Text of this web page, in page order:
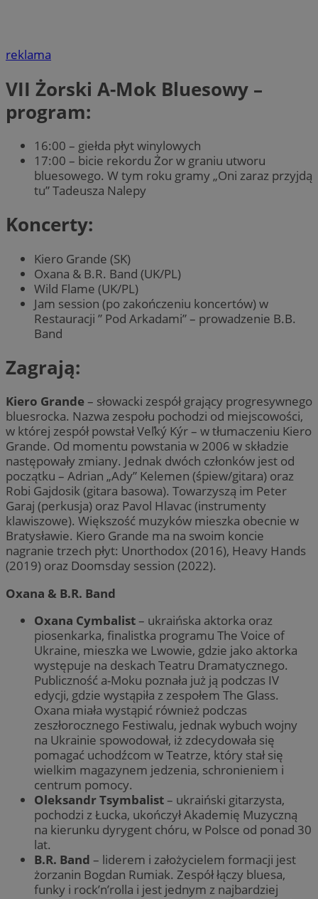
reklama
VII Żorski A-Mok Bluesowy –
program:
16:00 – giełda płyt winylowych
17:00 – bicie rekordu Żor w graniu utworu
bluesowego. W tym roku gramy „Oni zaraz przyjdą
tu” Tadeusza Nalepy
Koncerty:
Kiero Grande (SK)
Oxana & B.R. Band (UK/PL)
Wild Flame (UK/PL)
Jam session (po zakończeniu koncertów) w
Restauracji ” Pod Arkadami” – prowadzenie B.B.
Band
Zagrają:
Kiero Grande– słowacki zespół grający progresywnego
bluesrocka. Nazwa zespołu pochodzi od miejscowości,
w której zespół powstał Veľký Kýr – w tłumaczeniu Kiero
Grande. Od momentu powstania w 2006 w składzie
następowały zmiany. Jednak dwóch członków jest od
początku – Adrian „Ady” Kelemen (śpiew/gitara) oraz
Robi Gajdosik (gitara basowa). Towarzyszą im Peter
Garaj (perkusja) oraz Pavol Hlavac (instrumenty
klawiszowe). Większość muzyków mieszka obecnie w
Bratysławie. Kiero Grande ma na swoim koncie
nagranie trzech płyt: Unorthodox (2016), Heavy Hands
(2019) oraz Doomsday session (2022).
Oxana & B.R. Band
Oxana Cymbalist– ukraińska aktorka oraz
piosenkarka, finalistka programu The Voice of
Ukraine, mieszka we Lwowie, gdzie jako aktorka
występuje na deskach Teatru Dramatycznego.
Publiczność a-Moku poznała już ją podczas IV
edycji, gdzie wystąpiła z zespołem The Glass.
Oxana miała wystąpić również podczas
zeszłorocznego Festiwalu, jednak wybuch wojny
na Ukrainie spowodował, iż zdecydowała się
pomagać uchodźcom w Teatrze, który stał się
wielkim magazynem jedzenia, schronieniem i
centrum pomocy.
Oleksandr Tsymbalist– ukraiński gitarzysta,
pochodzi z Łucka, ukończył Akademię Muzyczną
na kierunku dyrygent chóru, w Polsce od ponad 30
lat.
B.R. Band – liderem i założycielem formacji jest
żorzanin Bogdan Rumiak. Zespół łączy bluesa,
funky i rock’n’rolla i jest jednym z najbardziej